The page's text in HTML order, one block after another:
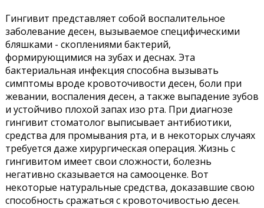
Гингивит представляет собой воспалительное
заболевание десен, вызываемое специфическими
бляшками - скоплениями бактерий,
формирующимися на зубах и деснах. Эта
бактериальная инфекция способна вызывать
симптомы вроде кровоточивости десен, боли при
жевании, воспаления десен, а также выпадение зубов
и устойчиво плохой запах изо рта. При диагнозе
гингивит стоматолог выписывает антибиотики,
средства для промывания рта, и в некоторых случаях
требуется даже хирургическая операция. Жизнь с
гингивитом имеет свои сложности, болезнь
негативно сказывается на самооценке. Вот
некоторые натуральные средства, доказавшие свою
способность сражаться с кровоточивостью десен.